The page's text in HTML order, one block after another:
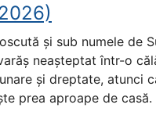
și sub numele de
neașteptat într-o
și dreptate, atunci
prea aproape de casă.